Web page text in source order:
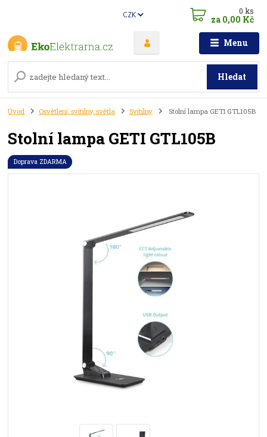
Menu
CZK
Hledat
0ks
za 0,00 Kč
Úvod Osvětlení, svítilny, světla Svítilny Stolní lampa GETI GTL105B
Stolní lampa GETI GTL105B
Doprava ZDARMA